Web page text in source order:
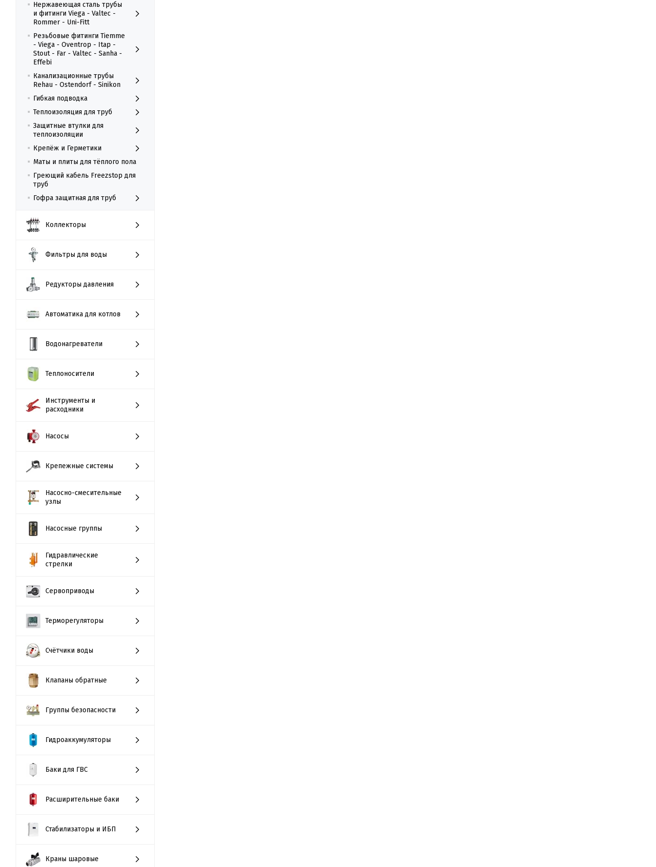
Нержавеющая сталь трубы
и фитинги Viega - Valtec -
Rommer - Uni-Fitt
Резьбовые фитинги Tiemme
- Viega - Oventrop - Itap -
Stout - Far - Valtec - Sanha -
Effebi
Канализационные трубы
Rehau - Ostendorf - Sinikon
Гибкая подводка
Теплоизоляция для труб
Защитные втулки для
теплоизоляции
Крепёж и Герметики
Маты и плиты для тёплого пола
Греющий кабель Freezstop для
труб
Гофра защитная для труб
Коллекторы
Фильтры для воды
Редукторы давления
Автоматика для котлов
Водонагреватели
Теплоносители
Инструменты и
расходники
Насосы
Крепежные системы
Насосно-смесительные
узлы
Насосные группы
Гидравлические
стрелки
Сервоприводы
Терморегуляторы
Счётчики воды
Клапаны обратные
Группы безопасности
Гидроаккумуляторы
Баки для ГВС
Расширительные баки
Стабилизаторы и ИБП
Краны шаровые